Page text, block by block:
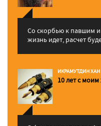
Со скорбью к павшим и
жизнь идет, расчет
ИКРАМУТДИН ХАН
10 лет с